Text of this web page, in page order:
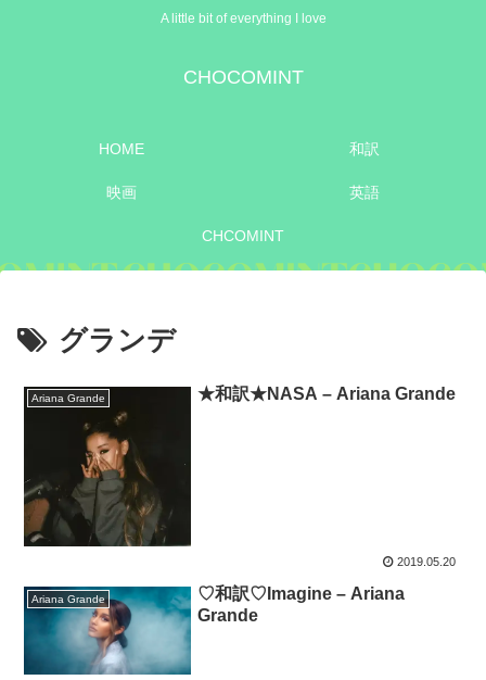
A little bit of everything I love
CHOCOMINT
HOME 和訳
映画 英語
CHCOMINT
グランデ
Ariana Grande ★和訳★NASA – Ariana Grande
2019.05.20
Ariana Grande
♡和訳♡Imagine – Ariana
Grande